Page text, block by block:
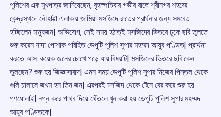
পুলিশের এক মুখপাত্র জানিয়েছেন, বৃহস্পতিবার গভীর রাতে শ্রীনগর শহরের
কেন্দ্রস্থলে নৌহাট্টা এলাকায় জামিয়া মসজিদে রাতের প্রার্থনার জন্য সমবেত
হচ্ছিলেন মানুষজন| অভিযোগ, সেই সময় হঠাত্ই মসজিদের ভিতরে ঢুকে ছবি তুলতে
শুরু করেন সাদা পোশাক পরিহিত ডেপুটি পুলিশ সুপার মহম্মদ আয়ুব পণ্ডিত| প্রার্থনা
করতে আসা কয়েক জনের চোখে পড়ে যায় বিষয়টি| মসজিদের ভিতরে ছবি কেন
তুলছেন? শুরু হয় জিজ্ঞাসাবাদ| এমন সময় ডেপুটি পুলিশ সুপার নিজের পিস্তল থেকে
গুলি চালালে জখম হন তিন জন| এরপরই মসজিদ থেকে টেনে বের করে শুরু হয়
গণধোলাই| নগ্ন করে পাথর দিয়ে থেঁতলে খুন করা হয় ডেপুটি পুলিশ সুপার মহম্মদ
আয়ুব পণ্ডিতকে|